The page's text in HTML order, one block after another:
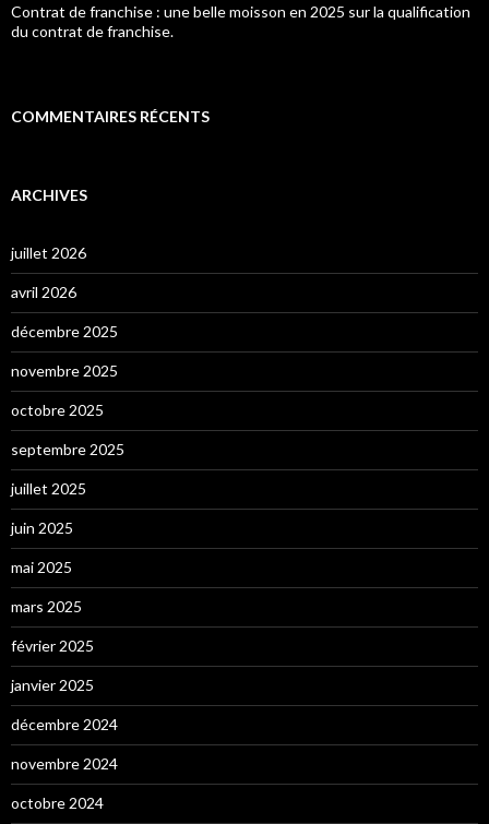
Contrat de franchise : une belle moisson en 2025 sur la qualification
du contrat de franchise.
COMMENTAIRES RÉCENTS
ARCHIVES
juillet 2026
avril 2026
décembre 2025
novembre 2025
octobre 2025
septembre 2025
juillet 2025
juin 2025
mai 2025
mars 2025
février 2025
janvier 2025
décembre 2024
novembre 2024
octobre 2024